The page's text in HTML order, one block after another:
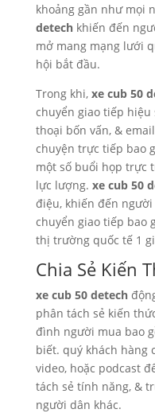
khoảng gần như mọi
detechkhiến đến
mở mang mạng lưới
hội bắt đầu.
Trong khi, xe cub 50
chuyển giao tiếp hiệu
thoại bốn vấn, &
chuyện trực tiếp bao
một số buổi họp trực
lực lượng. xe cub 50
điệu, khiến đến
chuyển giao tiếp bao
thị trường quốc tế 1
Chia Sẻ Kiến
xe cub 50 detech
phân tách sẻ kiến
đình người mua bao
biết. quý khách hàng
video, hoặc podcast
tách sẻ tính năng, &
người dân khác.